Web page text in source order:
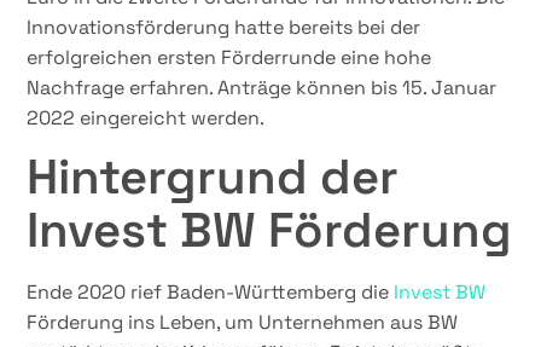
Innovationsförderung hatte bereits bei der
erfolgreichen ersten Förderrunde eine hohe
Nachfrage erfahren. Anträge können bis 15. Januar
2022 eingereicht werden.
Hintergrund der
Invest BW Förderung
Ende 2020 rief Baden-Württemberg die Invest BW
Förderung ins Leben, um Unternehmen aus BW